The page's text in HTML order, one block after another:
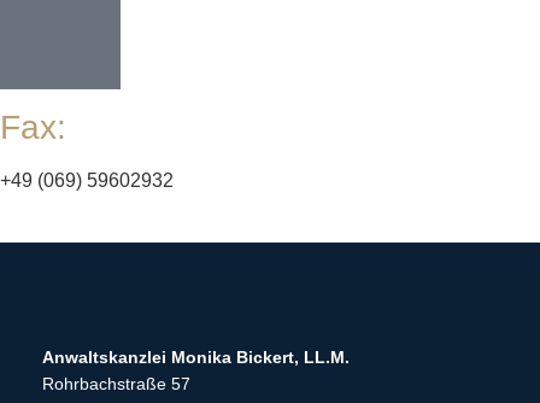
Fax:
+49 (069) 59602932
Anwaltskanzlei Monika Bickert, LL.M.
Rohrbachstraße 57